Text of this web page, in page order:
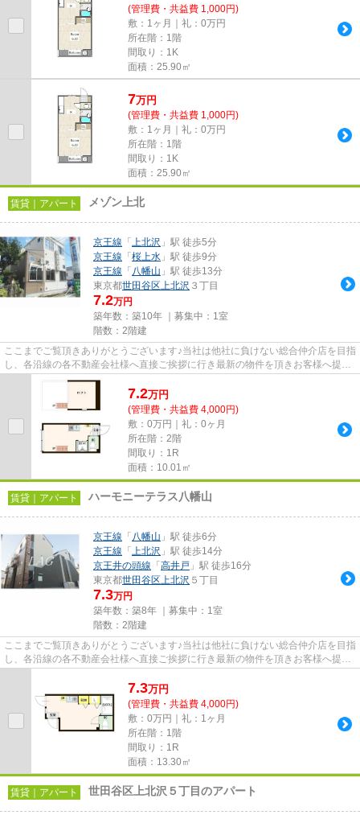
(管理費・共益費 1,000円)
敷：1ヶ月｜礼：0万円
所在階：1階
間取り：1K
面積：25.90㎡
7万円
(管理費・共益費 1,000円)
敷：1ヶ月｜礼：0万円
所在階：1階
間取り：1K
面積：25.90㎡
賃貸｜アパート メゾン上北
京王線 「 上北沢 」駅 徒歩5分
京王線 「 桜上水 」駅 徒歩9分
京王線 「 八幡山 」駅 徒歩13分
東京都世田谷区上北沢 ３丁目
7.2万円
築年数：築10年 ｜募集中： 1室
階数：2階建
ここまでご覧頂きありがとうございます♪当社は他社に負けない総合仲介店を目指
し、各沿線の各不動産会社様へ直接ご挨拶に行き最新の物件を頂きお客様へ提供
しております！最新の情報は...
7.2万円
(管理費・共益費 4,000円)
敷：0万円｜礼：0ヶ月
所在階：2階
間取り：1R
面積：10.01㎡
賃貸｜アパート ハーモニーテラス八幡山
京王線 「 八幡山 」駅 徒歩6分
京王線 「 上北沢 」駅 徒歩14分
京王井の頭線 「 高井戸 」駅 徒歩16分
東京都世田谷区上北沢 ５丁目
7.3万円
築年数：築8年 ｜募集中： 1室
階数：2階建
ここまでご覧頂きありがとうございます♪当社は他社に負けない総合仲介店を目指
し、各沿線の各不動産会社様へ直接ご挨拶に行き最新の物件を頂きお客様へ提供
7.3万円
(管理費・共益費 4,000円)
敷：0万円｜礼：1ヶ月
所在階：1階
間取り：1R
面積：13.30㎡
賃貸｜アパート 世田谷区上北沢５丁目のアパート